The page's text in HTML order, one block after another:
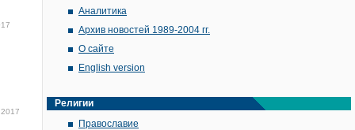
Аналитика
Архив новостей 1989-2004 гг.
О сайте
English version
Религии
Православие